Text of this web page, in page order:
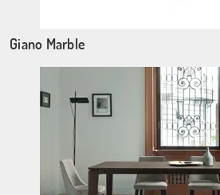
Giano Marble